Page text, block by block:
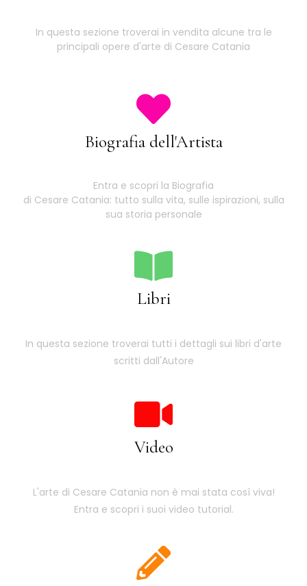
In questa sezione troverai in vendita alcune tra le
principali opere d'arte di Cesare Catania
Biografia dell'Artista
Entra e scopri la Biografia
di Cesare Catania: tutto sulla vita, sulle ispirazioni, sulla
sua storia personale
Libri
In questa sezione troverai tutti i dettagli sui libri d'arte
scritti dall'Autore
Video
L'arte di Cesare Catania non è mai stata così viva!
Entra e scopri i suoi video tutorial.